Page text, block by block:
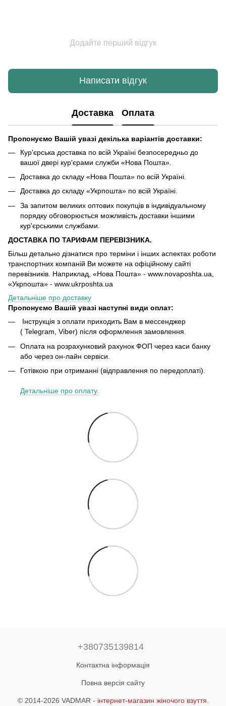
Додайте перший відгук
Написати відгук
Доставка Оплата
Пропонуємо Вашій увазі декілька варіантів доставки:
Кур'єрська доставка по всій Україні безпосередньо до
вашої двері кур'єрами служби «Нова Пошта».
Доставка до складу «Нова Пошта» по всій Україні.
Доставка до складу «Укрпошта» по всій Україні.
За запитом великих оптових покупців в індивідуальному
порядку обговорюється можливість доставки іншими
кур'єрськими службами.
ДОСТАВКА ПО ТАРИФАМ ПЕРЕВІЗНИКА.
Більш детально дізнатися про терміни і інших аспектах роботи
транспортних компаній Ви можете на офіційному сайті
перевізників. Наприклад, «Нова Пошта» - www.novaposhta.ua,
«Укрпошта» - www.ukrposhta.ua
Детальніше про доставку
Пропонуємо Вашій увазі наступні види оплат:
Інструкція з оплати приходить Вам в мессенджер
( Telegram, Viber) після оформлення замовлення.
Оплата на розрахунковий рахунок ФОП через каси банку
або через он-лайн сервіси.
Готівкою при отриманні (відправлення по передоплаті).
Детальніше про оплату.
+380735139814
Контактна інформація
Повна версія сайту
© 2014-2026 VADMAR - інтернет-магазин жіночого взуття